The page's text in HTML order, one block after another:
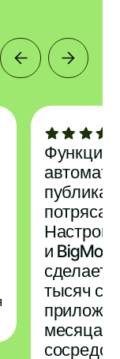
Функция
и
сделает
тысяч
месяца,